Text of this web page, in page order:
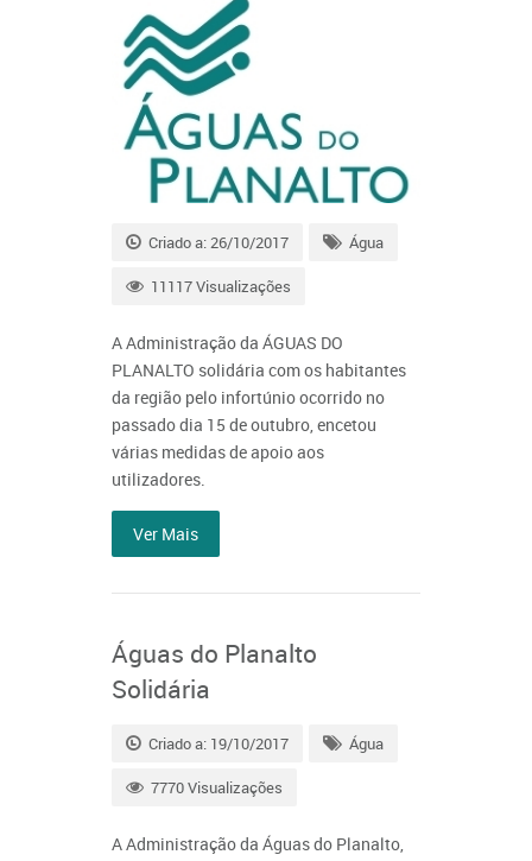
Criado a: 26/10/2017 Água
11117 Visualizações
A Administração da ÁGUAS DO
PLANALTO solidária com os habitantes
da região pelo infortúnio ocorrido no
passado dia 15 de outubro, encetou
várias medidas de apoio aos
utilizadores.
Ver Mais
Águas do Planalto
Solidária
Criado a: 19/10/2017 Água
7770 Visualizações
A Administração da Águas do Planalto,